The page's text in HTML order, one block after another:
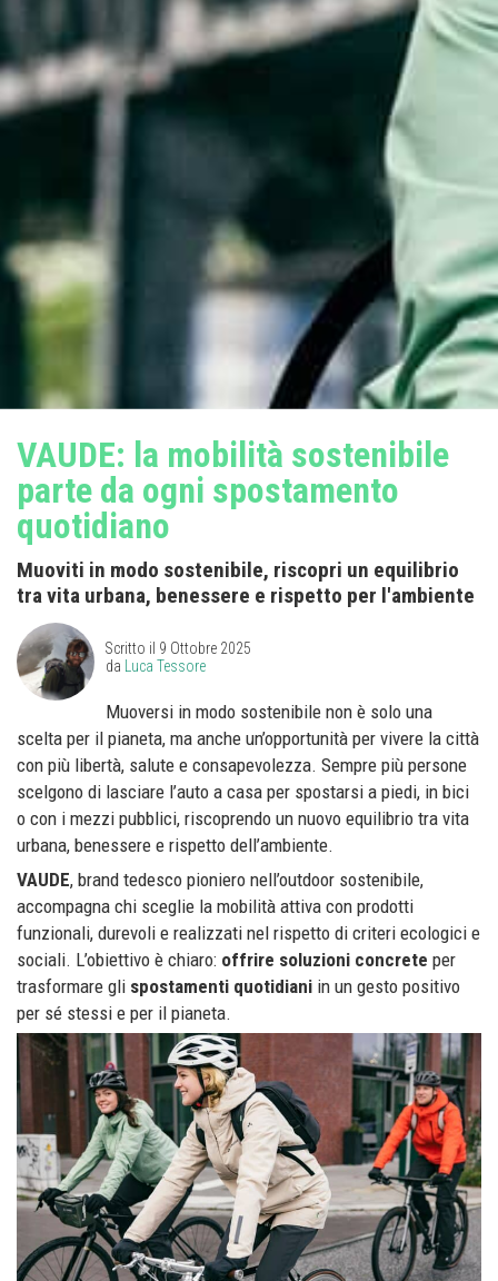
VAUDE: la mobilità sostenibile
parte da ogni spostamento
quotidiano
Muoviti in modo sostenibile, riscopri un equilibrio
tra vita urbana, benessere e rispetto per l'ambiente
Scritto il 9 Ottobre 2025
da
Luca Tessore
Muoversi in modo sostenibile non è solo una
scelta per il pianeta, ma anche un’opportunità per vivere la città
con più libertà, salute e consapevolezza. Sempre più persone
scelgono di lasciare l’auto a casa per spostarsi a piedi, in bici
o con i mezzi pubblici, riscoprendo un nuovo equilibrio tra vita
urbana, benessere e rispetto dell’ambiente.
VAUDE, brand tedesco pioniero nell’outdoor sostenibile,
accompagna chi sceglie la mobilità attiva con prodotti
funzionali, durevoli e realizzati nel rispetto di criteri ecologici e
sociali. L’obiettivo è chiaro: offrire soluzioni concrete per
trasformare gli spostamenti quotidiani in un gesto positivo
per sé stessi e per il pianeta.